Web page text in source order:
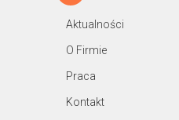
Aktualności
O Firmie
Praca
Kontakt